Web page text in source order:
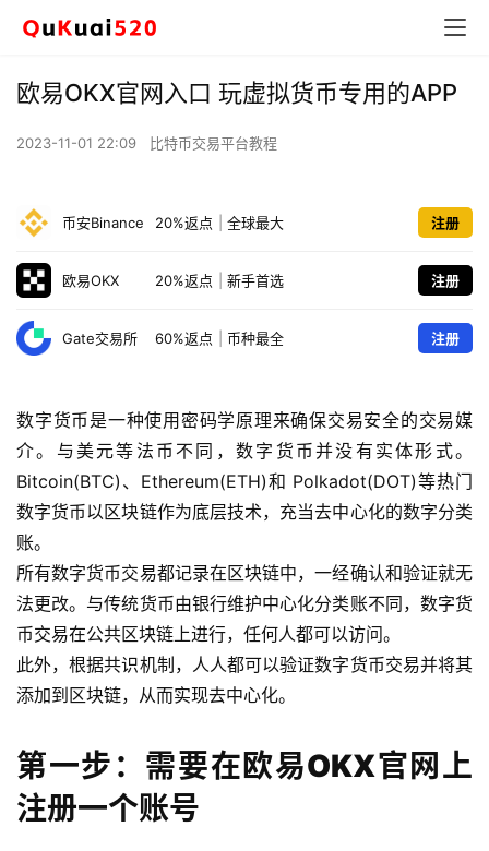
欧易OKX官网入口 玩虚拟货币专用的APP
2023-11-01 22:09 比特币交易平台教程
币安Binance 20%返点 全球最大 注册
欧易OKX 20%返点 新手首选 注册
Gate交易所 60%返点 币种最全 注册
数字货币是一种使用密码学原理来确保交易安全的交易媒
介。与美元等法币不同，数字货币并没有实体形式。
Bitcoin(BTC)、Ethereum(ETH)和 Polkadot(DOT)等热门
数字货币以区块链作为底层技术，充当去中心化的数字分类
账。
所有数字货币交易都记录在区块链中，一经确认和验证就无
法更改。与传统货币由银行维护中心化分类账不同，数字货
币交易在公共区块链上进行，任何人都可以访问。
此外，根据共识机制，人人都可以验证数字货币交易并将其
添加到区块链，从而实现去中心化。
第一步：需要在欧易OKX官网上
注册一个账号